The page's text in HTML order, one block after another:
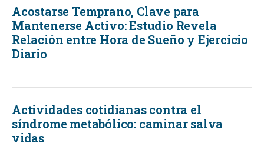
Acostarse Temprano, Clave para
Mantenerse Activo: Estudio Revela
Relación entre Hora de Sueño y Ejercicio
Diario
Actividades cotidianas contra el
síndrome metabólico: caminar salva
vidas